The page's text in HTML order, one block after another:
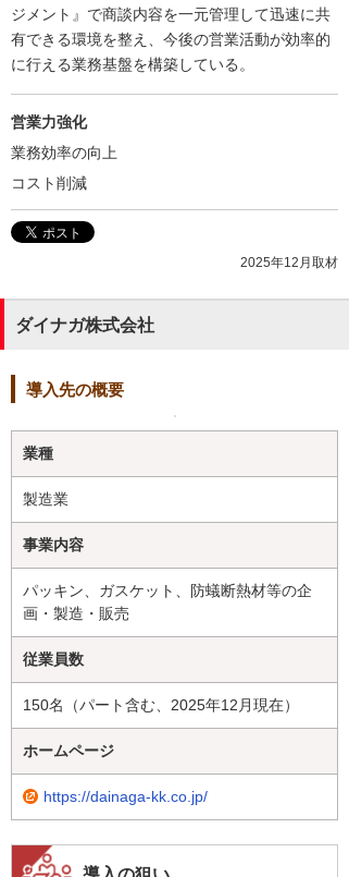
ジメント』で商談内容を一元管理して迅速に共
有できる環境を整え、今後の営業活動が効率的
に行える業務基盤を構築している。
営業力強化
業務効率の向上
コスト削減
2025年12月取材
ダイナガ株式会社
導入先の概要
業種
製造業
事業内容
パッキン、ガスケット、防蟻断熱材等の企
画・製造・販売
従業員数
150名（パート含む、2025年12月現在）
ホームページ
https://dainaga-kk.co.jp/